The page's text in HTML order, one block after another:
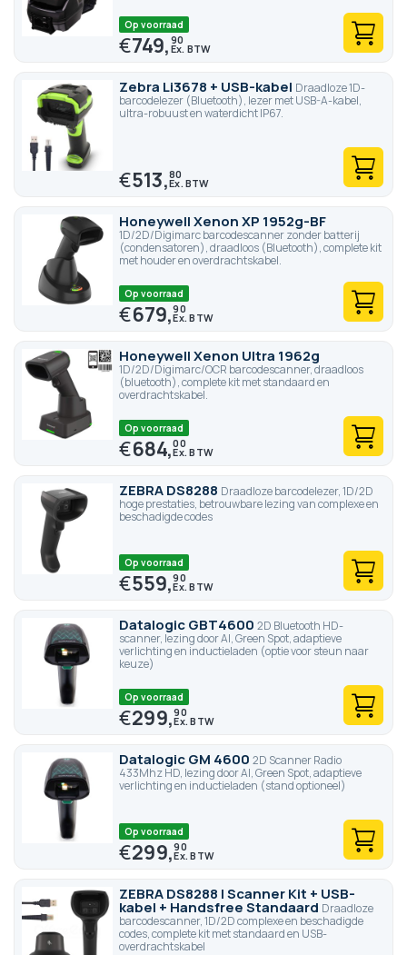
Op voorraad
€749,90
Zebra Li3678 + USB-kabel Draadloze 1D-
barcodelezer (Bluetooth), lezer met USB-A-kabel,
ultra-robuust en waterdicht IP67.
€513,80
Honeywell Xenon XP 1952g-BF
1D/2D/Digimarc barcodescanner zonder batterij
(condensatoren), draadloos (Bluetooth), complete kit
met houder en overdrachtskabel.
Op voorraad
€679,90
Honeywell Xenon Ultra 1962g
1D/2D/Digimarc/OCR barcodescanner, draadloos
(bluetooth), complete kit met standaard en
overdrachtskabel.
Op voorraad
€684,00
ZEBRA DS8288 Draadloze barcodelezer, 1D/2D
hoge prestaties, betrouwbare lezing van complexe en
beschadigde codes
Op voorraad
€559,90
Datalogic GBT4600 2D Bluetooth HD-
scanner, lezing door AI, Green Spot, adaptieve
verlichting en inductieladen (optie voor steun naar
keuze)
Op voorraad
€299,90
Datalogic GM 4600 2D Scanner Radio
433Mhz HD, lezing door AI, Green Spot, adaptieve
verlichting en inductieladen (stand optioneel)
Op voorraad
€299,90
ZEBRA DS8288 | Scanner Kit + USB-
kabel + Handsfree Standaard Draadloze
barcodescanner, 1D/2D complexe en beschadigde
codes, complete kit met standaard en USB-
overdrachtskabel